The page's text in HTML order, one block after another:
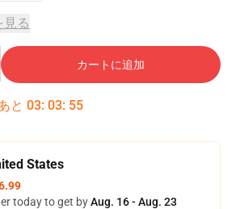
見る
カートに追加
と 03: 03: 54
States
today to get byAug. 16 - Aug. 23